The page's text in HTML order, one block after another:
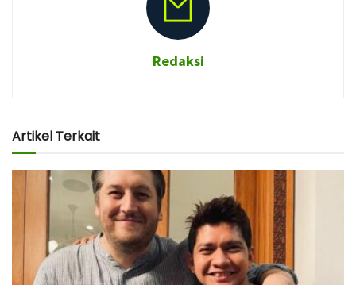
Redaksi
Artikel Terkait